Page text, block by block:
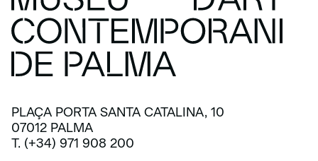
PLAÇA PORTA SANTA CATALINA, 10
07012 PALMA
T. (+34) 971 908 200